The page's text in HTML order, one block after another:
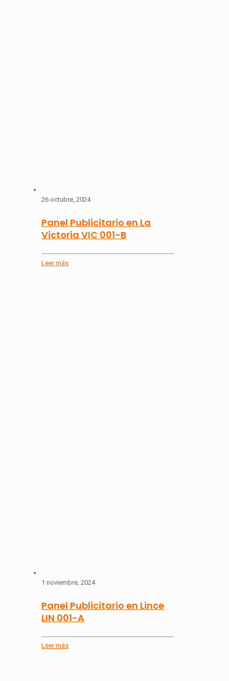
26 octubre, 2024
Panel Publicitario en La
Victoria VIC 001-B
Leer más
1 noviembre, 2024
Panel Publicitario en Lince
LIN 001-A
Leer más